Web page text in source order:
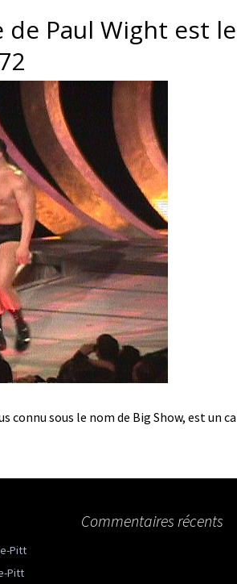
de Paul Wight est
connu sous le nom de Big Show, est un
Pitt
Pitt
Commentaires récents